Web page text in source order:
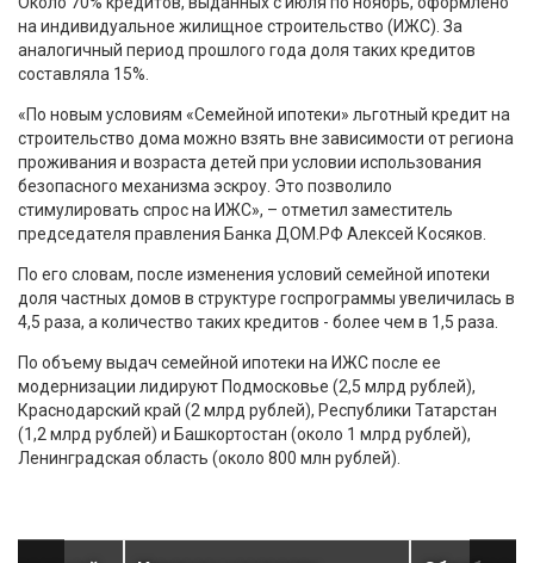
на индивидуальное жилищное строительство (ИЖС). За
аналогичный период прошлого года доля таких кредитов
составляла 15%.
«По новым условиям «Семейной ипотеки» льготный кредит на
строительство дома можно взять вне зависимости от региона
проживания и возраста детей при условии использования
безопасного механизма эскроу. Это позволило
стимулировать спрос на ИЖС», – отметил заместитель
председателя правления Банка ДОМ.РФ Алексей Косяков.
По его словам, после изменения условий семейной ипотеки
доля частных домов в структуре госпрограммы увеличилась в
4,5 раза, а количество таких кредитов - более чем в 1,5 раза.
По объему выдач семейной ипотеки на ИЖС после ее
модернизации лидируют Подмосковье (2,5 млрд рублей),
Краснодарский край (2 млрд рублей), Республики Татарстан
(1,2 млрд рублей) и Башкортостан (около 1 млрд рублей),
Ленинградская область (около 800 млн рублей).